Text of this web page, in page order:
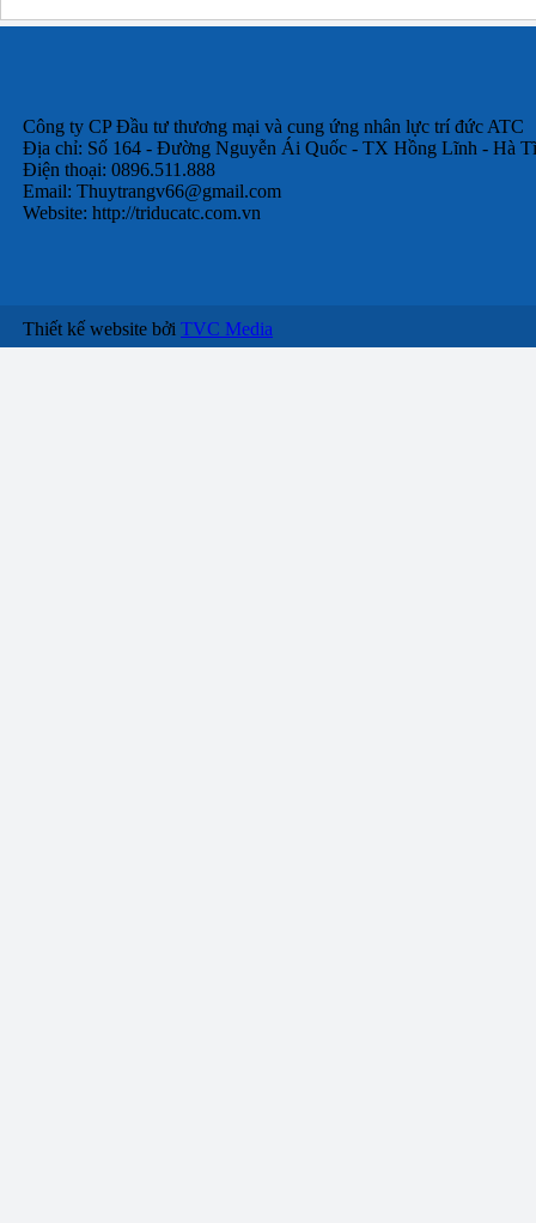
Công ty CP Đầu tư thương mại và cung ứng nhân lực trí đức ATC
Địa chỉ: Số 164 - Đường Nguyễn Ái Quốc - TX Hồng Lĩnh - Hà
Điện thoại: 0896.511.888
Email: Thuytrangv66@gmail.com
Website: http://triducatc.com.vn
Thiết kế website bởi TVC Media